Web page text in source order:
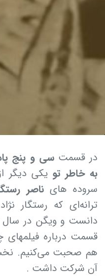
در قسمتسی و پنج
به خاطر تو یکی دیگر
سروده هایناصر
ترانه‌ای که رستگار
قسمت درباره فیلمهای
هم صحبت می‌کنیم.
آن شرکت داشت .